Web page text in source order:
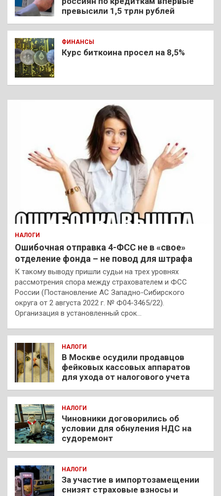
превысили 1,5 трлн рублей
ФИНАНСЫ
Курс биткоина просел на 8,5%
НАЛОГИ
Ошибочная отправка 4-ФСС не в «свое»
отделение фонда – не повод для штрафа
К такому выводу пришли судьи на трех уровнях
рассмотрения спора между страхователем и ФСС
России (Постановление АС Западно-Сибирского
округа от 2 августа 2022 г. № Ф04-3465/22).
Организация в установленный срок…
НАЛОГИ
В Москве осудили продавцов
фейковых кассовых аппаратов
для ухода от налогового учета
НАЛОГИ
Чиновники договорились об
условии для обнуления НДС на
судоремонт
НАЛОГИ
За участие в импортозамещении
снизят страховые взносы и